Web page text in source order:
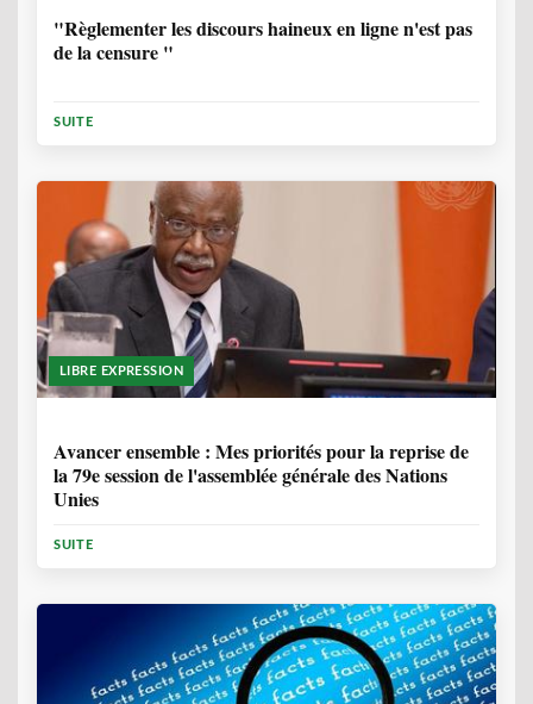
"Règlementer les discours haineux en ligne n'est pas
de la censure "
SUITE
LIBRE EXPRESSION
Avancer ensemble : Mes priorités pour la reprise de
la 79e session de l'assemblée générale des Nations
Unies
SUITE